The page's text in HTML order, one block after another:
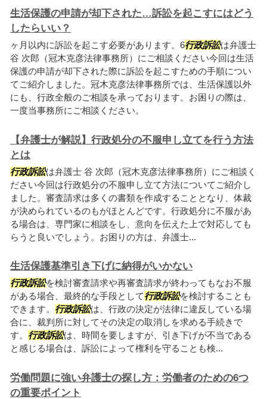
生活保護の申請が却下された…訴訟を起こすにはどう
したらいい？
ヶ月以内に訴訟を起こす必要があります。6行政訴訟は弁護士
谷 次郎（冠木克彦法律事務所）にご相談ください今回は生活
保護の申請が却下された際に訴訟を起こすための手順につい
てご紹介しました。冠木克彦法律事務所では、生活保護以外
にも、行政全般のご相談を承っております。お困りの際は、
一度当事務所にご相談ください。
【弁護士が解説】行政処分の不服申し立てを行う方法
とは
行政訴訟は弁護士 谷 次郎（冠木克彦法律事務所）にご相談く
ださい今回は行政処分の不服申し立て方法についてご紹介し
ました。審査請求は多くの書類を作成することとなり、体裁
が決められているのもがほとんどです。行政処分に不服があ
る場合は、専門家に相談をし、意向を伝えた上で対応しても
らうと良いでしょう。お困りの方は、弁護士...
生活保護基準引き下げに納得がいかない
行政訴訟を検討審査請求や再審査請求が終わってもなお不服
がある場合、最終的な手段として行政訴訟を検討することも
できます。 行政訴訟は、行政の決定が法律に違反している場
合に、裁判所に対してその決定の取消しを求める手続きで
す。 行政訴訟は、時間を要しますが、引き下げが不当である
と感じる場合は、訴訟によって権利を守ることも検...
労働問題に強い弁護士の探し方：労働者のための6つ
の重要ポイント